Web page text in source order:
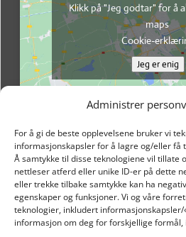
Administrer
For å gi de beste opplevelsene bruker vi
informasjonskapsler for å lagre og/eller få
Å samtykke til disse teknologiene vil tillate
nettleser atferd eller unike ID-er på dette
eller trekke tilbake samtykke kan ha
egenskaper og funksjoner. Vi og våre
teknologier, inkludert informasjonskapsler/
informasjon om deg for forskjellige formål,
Klikk på "Jeg godtar" for å
maps
Cookie-
Jeg er enig